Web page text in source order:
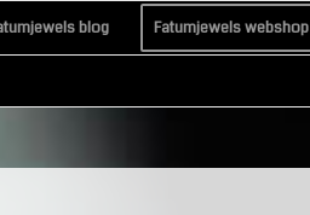
blog Fatumjewels webshop